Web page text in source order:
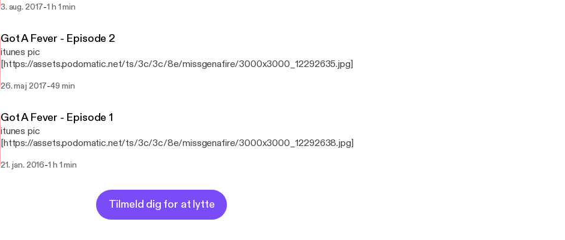
Green Velvet, Chocolate Puma, Dzeko, Walker & Royce, Solardo, Duke Dumont, Franky
3. aug. 2017-1 h 1 min
Got A Fever - Episode 2
itunes pic
[https://assets.podomatic.net/ts/3c/3c/8e/missgenafire/3000x3000_12292635.jpg]
26. maj 2017-49 min
Got A Fever - Episode 1
itunes pic
[https://assets.podomatic.net/ts/3c/3c/8e/missgenafire/3000x3000_12292638.jpg]
21. jan. 2016-1 h 1 min
Tilmeld dig for at lytte